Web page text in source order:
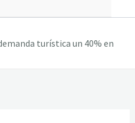
turística un 40% en